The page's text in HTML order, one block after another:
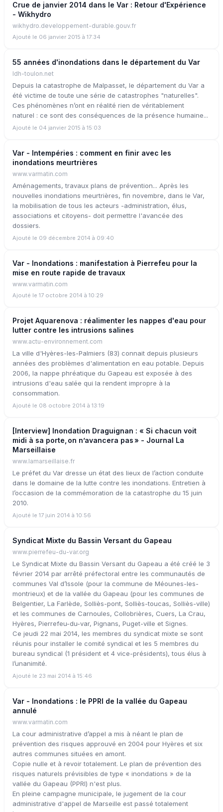
Crue de janvier 2014 dans le Var : Retour d'Expérience
- Wikhydro
wikhydro.developpement-durable.gouv.fr
Ajouté le 06 janvier 2015 à 17:34
55 années d'inondations dans le département du Var
ldh-toulon.net
Depuis la catastrophe de Malpasset, le département du Var a
été victime de toute une série de catastrophes "naturelles".
Ces phénomènes n’ont en réalité rien de véritablement
naturel : ce sont des conséquences de la présence humaine...
Ajouté le 04 janvier 2015 à 15:03
Var - Intempéries : comment en finir avec les
inondations meurtrières
www.varmatin.com
Aménagements, travaux plans de prévention... Après les
nouvelles inondations meurtrières, fin novembre, dans le Var,
la mobilisation de tous les acteurs -administration, élus,
associations et citoyens- doit permettre l'avancée des
dossiers.
Ajouté le 09 décembre 2014 à 09:40
Var - Inondations : manifestation à Pierrefeu pour la
mise en route rapide de travaux
www.varmatin.com
Ajouté le 17 octobre 2014 à 10:29
Projet Aquarenova : réalimenter les nappes d'eau pour
lutter contre les intrusions salines
www.actu-environnement.com
La ville d'Hyères-les-Palmiers (83) connait depuis plusieurs
années des problèmes d'alimentation en eau potable. Depuis
2006, la nappe phréatique du Gapeau est exposée à des
intrusions d'eau salée qui la rendent impropre à la
consommation.
Ajouté le 08 octobre 2014 à 13:19
[Interview] Inondation Draguignan : « Si chacun voit
midi à sa porte, on n’avancera pas » - Journal La
Marseillaise
www.lamarseillaise.fr
Le préfet du Var dresse un état des lieux de l’action conduite
dans le domaine de la lutte contre les inondations. Entretien à
l’occasion de la commémoration de la catastrophe du 15 juin
2010.
Ajouté le 17 juin 2014 à 10:56
Syndicat Mixte du Bassin Versant du Gapeau
www.pierrefeu-du-var.org
Le Syndicat Mixte du Bassin Versant du Gapeau a été créé le 3
février 2014 par arrêté préfectoral entre les communautés de
communes Val d’Issole (pour la commune de Méounes-les-
montrieux) et de la vallée du Gapeau (pour les communes de
Belgentier, La Farlède, Solliès-pont, Solliès-toucas, Solliès-ville)
et les communes de Carnoules, Collobrières, Cuers, La Crau,
Hyères, Pierrefeu-du-var, Pignans, Puget-ville et Signes.
Ce jeudi 22 mai 2014, les membres du syndicat mixte se sont
réunis pour installer le comité syndical et les 5 membres du
bureau syndical (1 président et 4 vice-présidents), tous élus à
l’unanimité.
Ajouté le 23 mai 2014 à 15:46
Var - Inondations : le PPRI de la vallée du Gapeau
annulé
www.varmatin.com
La cour administrative d’appel a mis à néant le plan de
prévention des risques approuvé en 2004 pour Hyères et six
autres communes situées en amont.
Copie nulle et à revoir totalement. Le plan de prévention des
risques naturels prévisibles de type « inondations » de la
vallée du Gapeau (PPRI) n'est plus.
En pleine campagne municipale, le jugement de la cour
administrative d'appel de Marseille est passé totalement